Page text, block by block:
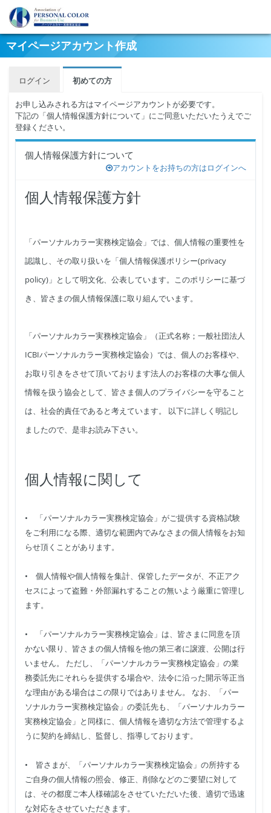
マイページアカウント作成
ログイン 初めての方
お申し込みされる方はマイページアカウントが必要です。
下記の「個人情報保護方針について」にご同意いただいたうえでご
登録ください。
個人情報保護方針について
アカウントをお持ちの方はログインへ
個人情報保護方針
「パーソナルカラー実務検定協会」では、個人情報の重要性を
認識し、その取り扱いを「個人情報保護ポリシー(privacy
policy)」として明文化、公表しています。このポリシーに基づ
き、皆さまの個人情報保護に取り組んでいます。
「パーソナルカラー実務検定協会」（正式名称；一般社団法人
ICBIパーソナルカラー実務検定協会）では、個人のお客様や、
お取り引きをさせて頂いております法人のお客様の大事な個人
情報を扱う協会として、皆さま個人のプライバシーを守ること
は、社会的責任であると考えています。 以下に詳しく明記し
ましたので、是非お読み下さい。
個人情報に関して
• 「パーソナルカラー実務検定協会」がご提供する資格試験
をご利用になる際、適切な範囲内でみなさまの個人情報をお知
らせ頂くことがあります。
• 個人情報や個人情報を集計、保管したデータが、不正アク
セスによって盗難・外部漏れすることの無いよう厳重に管理し
ます。
• 「パーソナルカラー実務検定協会」は、皆さまに同意を頂
かない限り、皆さまの個人情報を他の第三者に譲渡、公開は行
いません。 ただし、「パーソナルカラー実務検定協会」の業
務委託先にそれらを提供する場合や、法令に沿った開示等正当
な理由がある場合はこの限りではありません。 なお、「パー
ソナルカラー実務検定協会」の委託先も、「パーソナルカラー
実務検定協会」と同様に、個人情報を適切な方法で管理するよ
うに契約を締結し、監督し、指導しております。
• 皆さまが、「パーソナルカラー実務検定協会」の所持する
ご自身の個人情報の照会、修正、削除などのご要望に対して
は、その都度ご本人様確認をさせていただいた後、適切で迅速
な対応をさせていただきます。